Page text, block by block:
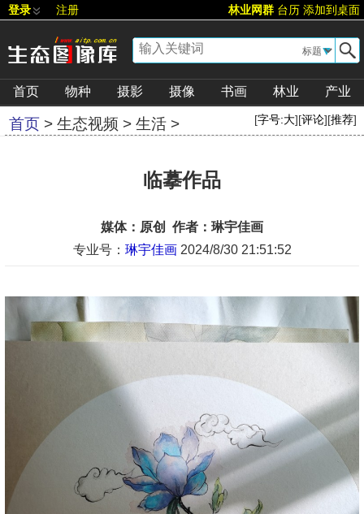
登录 注册 林业网群 台历 添加到桌面
▼
首页 物种 摄影 摄像 书画 林业 产业
首页 > 生态视频 > 生活 > [字号:大][评论][推荐]
临摹作品
媒体：原创 作者：琳宇佳画
专业号： 琳宇佳画 2024/8/30 21:51:52